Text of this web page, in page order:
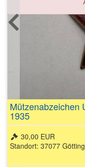
Mützenabzeichen
1935
30,00 EUR
Standort: 37077